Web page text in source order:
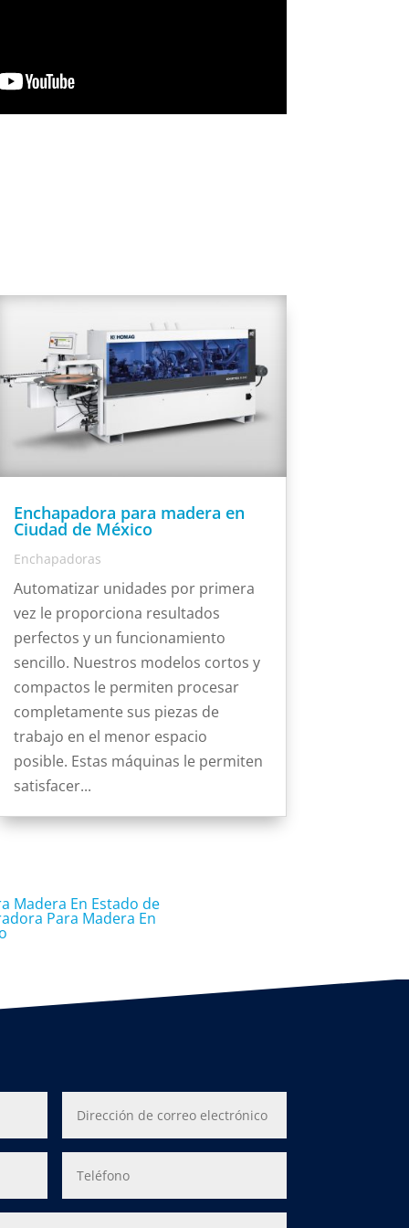
Enchapadora para madera en
Ciudad de México
Enchapadoras
Automatizar unidades por primera
vez le proporciona resultados
perfectos y un funcionamiento
sencillo. Nuestros modelos cortos y
compactos le permiten procesar
completamente sus piezas de
trabajo en el menor espacio
posible. Estas máquinas le permiten
satisfacer...
Madera En Estado de
Para Madera En